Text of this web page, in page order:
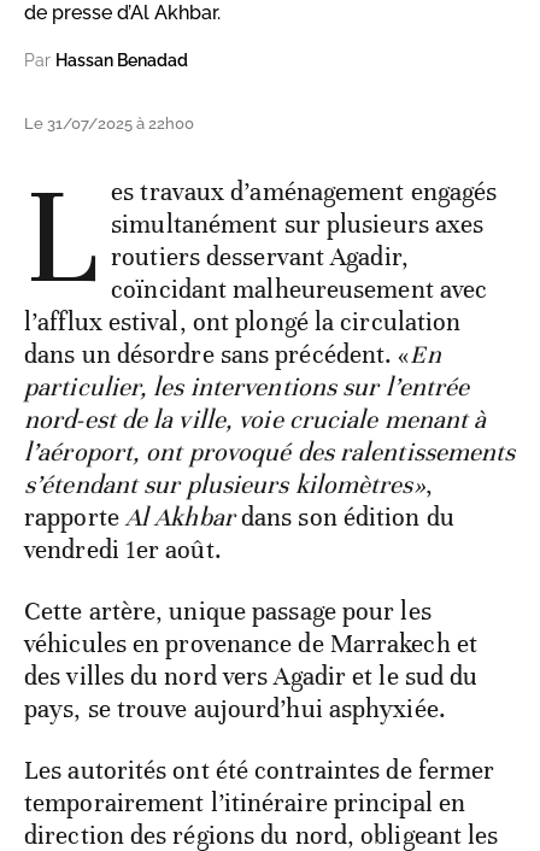
de presse d’Al Akhbar.
Par Hassan Benadad
Le 31/07/2025 à 22h00
L es travaux d’aménagement engagés
simultanément sur plusieurs axes
routiers desservant Agadir,
coïncidant malheureusement avec
l’afflux estival, ont plongé la circulation
dans un désordre sans précédent. «En
particulier, les interventions sur l’entrée
nord-est de la ville, voie cruciale menant à
l’aéroport, ont provoqué des ralentissements
s’étendant sur plusieurs kilomètres»,
rapporteAl Akhbardans son édition du
vendredi 1er août.
Cette artère, unique passage pour les
véhicules en provenance de Marrakech et
des villes du nord vers Agadir et le sud du
pays, se trouve aujourd’hui asphyxiée.
Les autorités ont été contraintes de fermer
temporairement l’itinéraire principal en
direction des régions du nord, obligeant les